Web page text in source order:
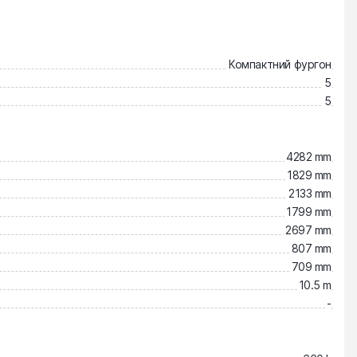
Компактний фургон
5
5
4282 mm
1829 mm
2133 mm
1799 mm
2697 mm
807 mm
709 mm
10.5 m
-